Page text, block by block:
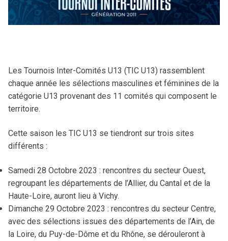
Brûlages
Camps Arbitres
Finales régionales
Masters AuRA 3×3
Stage Basket Santé
Tournoi Inter-Comités U13
Tournoi des Étoiles
Tournoi Inter-Zones U13
Tournoi Inter-Secteurs U14
Démarche clubs
Ruralité
Formation joueur (Pôle Espoirs)
Formation dirigeant
Comité directeur
Assemblées Générales
Surclassements
Commissions
C.R.O.
Médicale
Rechercher
Les Tournois Inter-Comités U13 (TIC U13) rassemblent
chaque année les sélections masculines et féminines de la
catégorie U13 provenant des 11 comités qui composent le
territoire.
Cette saison les TIC U13 se tiendront sur trois sites
différents :
Samedi 28 Octobre 2023 : rencontres du secteur Ouest,
regroupant les départements de l’Allier, du Cantal et de la
Haute-Loire, auront lieu à Vichy.
Dimanche 29 Octobre 2023 : rencontres du secteur Centre,
avec des sélections issues des départements de l’Ain, de
la Loire, du Puy-de-Dôme et du Rhône, se dérouleront à